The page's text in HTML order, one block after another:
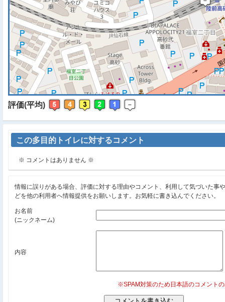
評価(平均)
この多目的トイレに対するコメント
※ コメントはありません ※
情報に誤りがある場合、評価に対する理由やコメント、利用して気づいた事
どを他の利用者へ情報提供をお願いします。お気軽に書き込んでください。
お名前
(ニックネーム)
内容
※SPAM対策のため日本語のコメント